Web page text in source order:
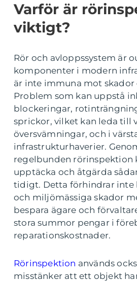
Varför är
viktigt?
Rör och avloppssystem är
komponenter i modern
är inte immuna mot skador
Problem som kan uppstå
blockeringar,
sprickor, vilket kan leda till
översvämningar, och i
infrastrukturhaverier.
regelbunden rörinspektion
upptäcka och åtgärda
tidigt. Detta förhindrar inte
och miljömässiga skador
bespara ägare och
stora summor pengar i
reparationskostnader.
Rörinspektion används
misstänker att ett objekt